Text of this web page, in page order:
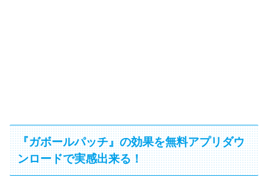
『ガボールパッチ』の効果を無料アプリダウ
ンロードで実感出来る！